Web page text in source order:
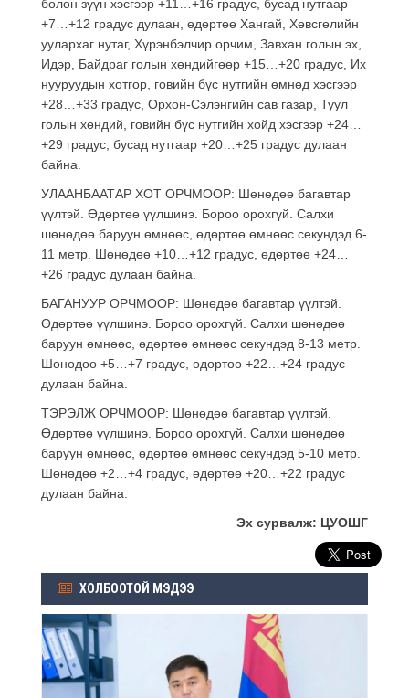
болон зүүн хэсгээр +11…+16 градус, бусад нутгаар
+7…+12 градус дулаан, өдөртөө Хангай, Хөвсгөлийн
уулархаг нутаг, Хүрэнбэлчир орчим, Завхан голын эх,
Идэр, Байдраг голын хөндийгөөр +15…+20 градус, Их
нууруудын хотгор, говийн бүс нутгийн өмнөд хэсгээр
+28…+33 градус, Орхон-Сэлэнгийн сав газар, Туул
голын хөндий, говийн бүс нутгийн хойд хэсгээр +24…
+29 градус, бусад нутгаар +20…+25 градус дулаан
байна.
УЛААНБААТАР ХОТ ОРЧМООР: Шөнөдөө багавтар
үүлтэй. Өдөртөө үүлшинэ. Бороо орохгүй. Салхи
шөнөдөө баруун өмнөөс, өдөртөө өмнөөс секундэд 6-
11 метр. Шөнөдөө +10…+12 градус, өдөртөө +24…
+26 градус дулаан байна.
БАГАНУУР ОРЧМООР: Шөнөдөө багавтар үүлтэй.
Өдөртөө үүлшинэ. Бороо орохгүй. Салхи шөнөдөө
баруун өмнөөс, өдөртөө өмнөөс секундэд 8-13 метр.
Шөнөдөө +5…+7 градус, өдөртөө +22…+24 градус
дулаан байна.
ТЭРЭЛЖ ОРЧМООР: Шөнөдөө багавтар үүлтэй.
Өдөртөө үүлшинэ. Бороо орохгүй. Салхи шөнөдөө
баруун өмнөөс, өдөртөө өмнөөс секундэд 5-10 метр.
Шөнөдөө +2…+4 градус, өдөртөө +20…+22 градус
дулаан байна.
Эх сурвалж: ЦУОШГ
ХОЛБООТОЙ МЭДЭЭ